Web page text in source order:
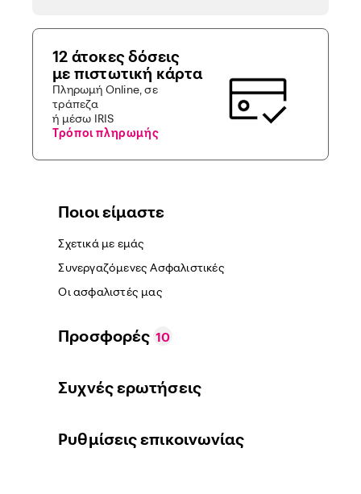
Ποιοι είμαστε
Σχετικά με εμάς
Συνεργαζόμενες Ασφαλιστικές
Οι ασφαλιστές μας
Προσφορές 10
Συχνές ερωτήσεις
Ρυθμίσεις επικοινωνίας
12 άτοκες δόσεις
με πιστωτική κάρτα
Πληρωμή Online, σε
τράπεζα
ή μέσω IRIS
Τρόποι πληρωμής